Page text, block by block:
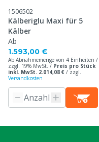
1506502
Kälberiglu Maxi für 5
Kälber
Ab
1.593,00 €
Ab Abnahmemenge von 4 Einheiten /
zzgl. 19% MwSt. / Preis pro Stück
inkl. MwSt. 2.014,08 € / zzgl.
Versandkosten